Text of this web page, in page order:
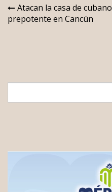
Navegación
de
Atacan la casa de cubano
prepotente en Cancún